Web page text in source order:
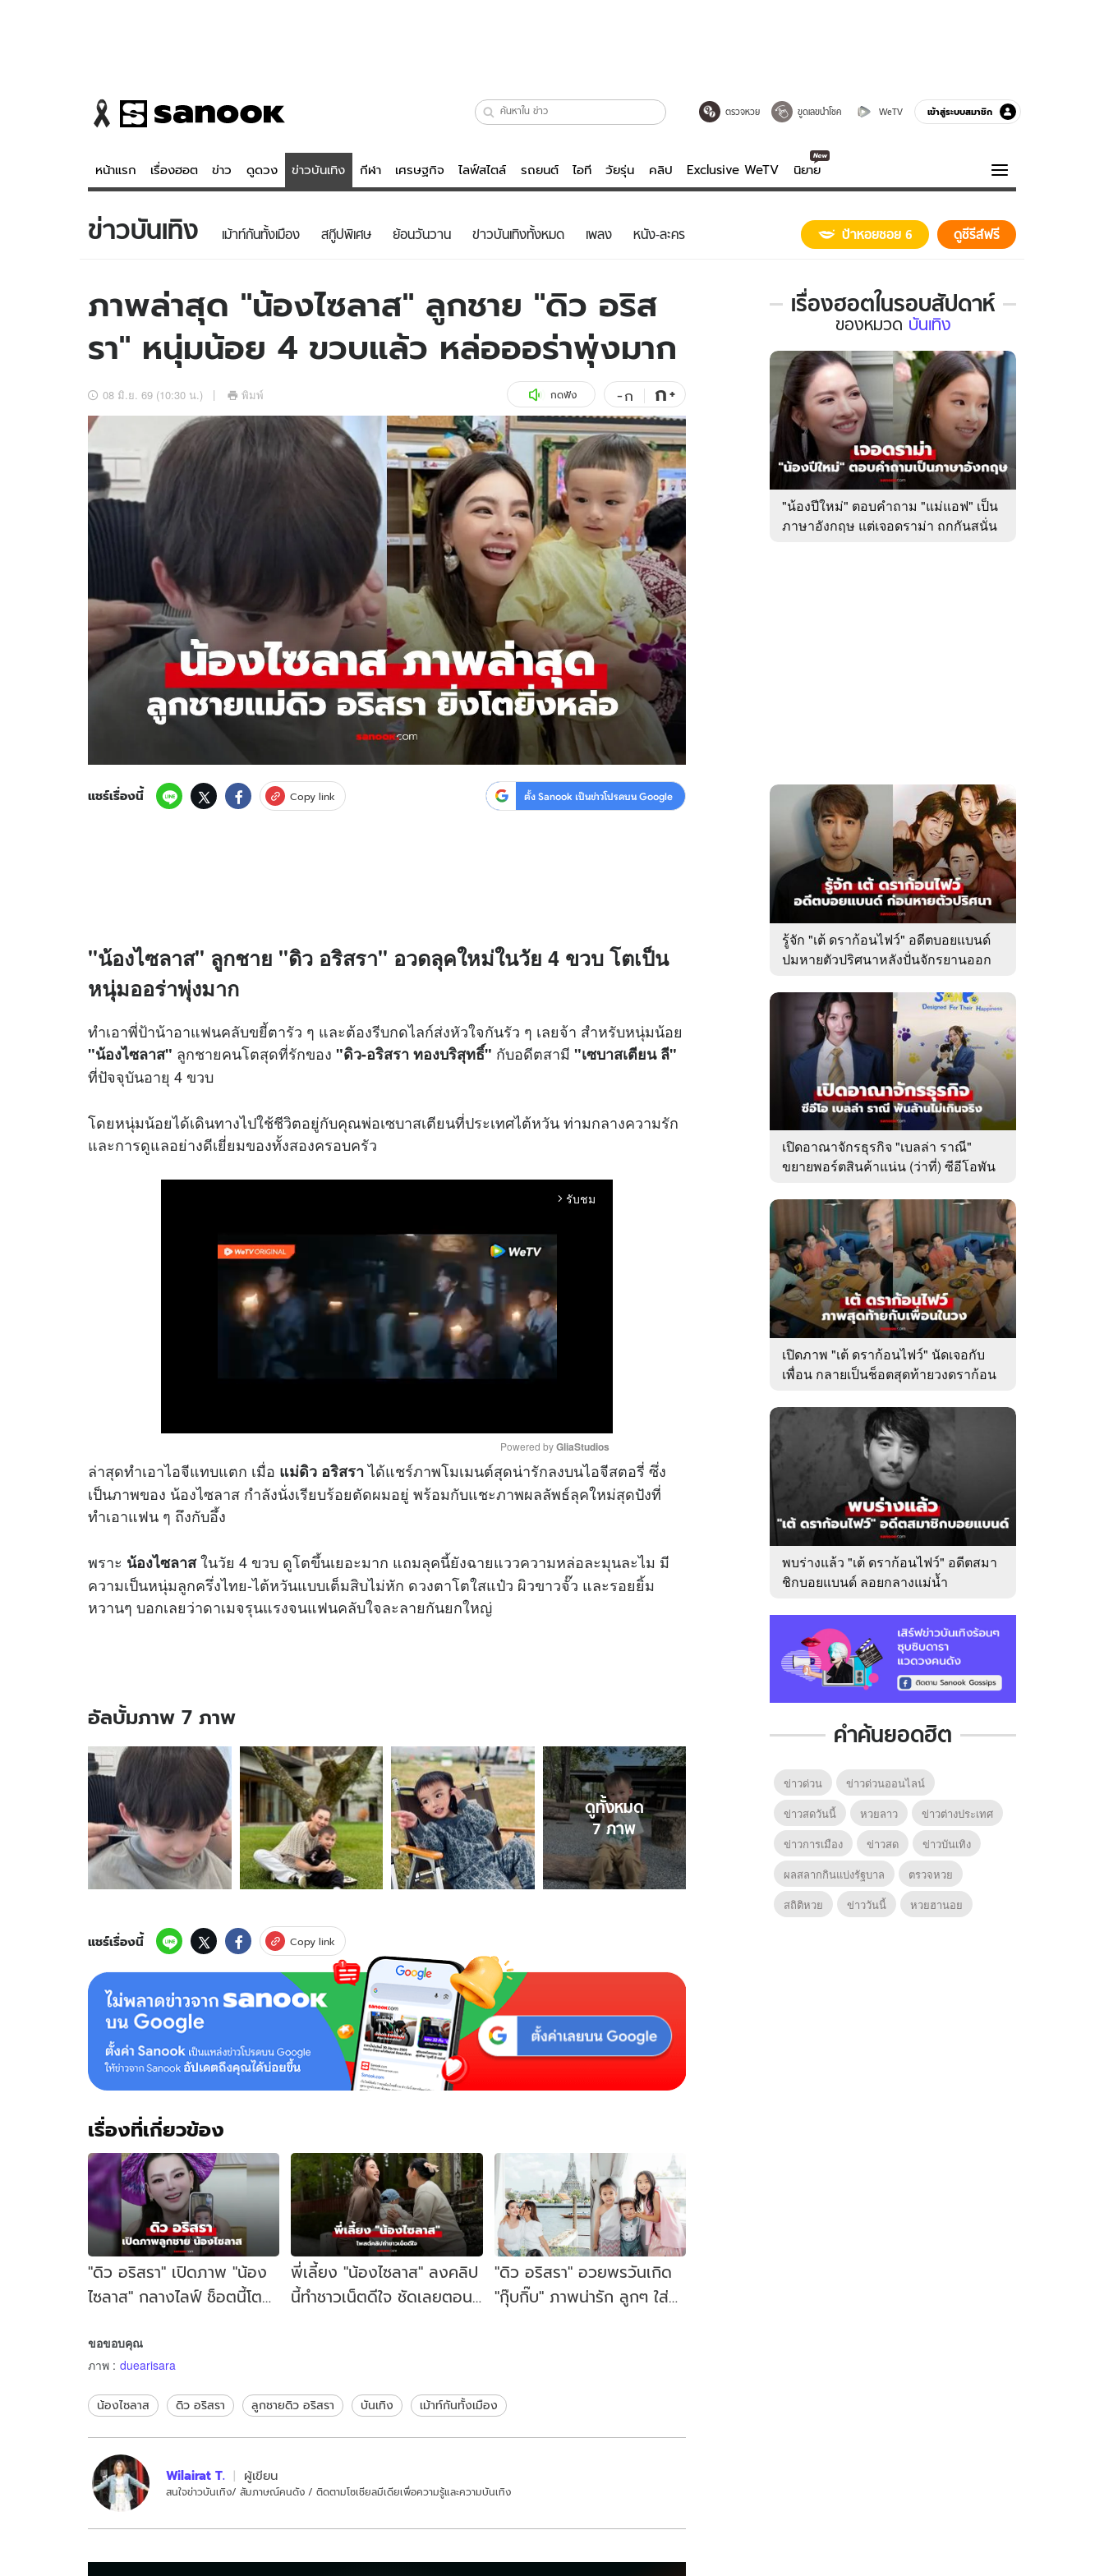
ตรวจหวย ขูดเลขนำโชค WeTV เข้าสู่ระบบสมาชิก
หน้าแรก เรื่องฮอต ข่าว ดูดวง ข่าวบันเทิง กีฬา เศรษฐกิจ ไลฟ์สไตล์ รถยนต์ ไอที วัยรุ่น คลิป Exclusive WeTV นิยาย
ข่าว
ข่าวบันเทิง
ข่าวกีฬา
ข่าวเศรษฐกิจ
อัปเดตจีน
เช็กข่าวชัวร์
ดูดวง - ตรวจหวย
สถิติหวยไทย
หวยลาว
ไลฟ์สไตล์
วัยรุ่น
ไอที
รถยนต์
สุขภาพ
เที่ยว-กิน
Tasteful Thailand
Sanook Choice
บันเทิงครบรส
คลิป
ดูทีวี
WeTV
Exclusive WeTV
นิยาย
ความรู้รอบตัว
ฮาวทู
ติดตามสนุกโซเชียลได้ที่
สงวนลิขสิทธิ์ ©2569บริษัท อิมเมจ ฟิวเจอร์ (ประเทศไทย) จำกัด
ข่าวบันเทิง เม้าท์กันทั้งเมือง สกู๊ปพิเศษ ย้อนวันวาน ข่าวบันเทิงทั้งหมด เพลง หนัง-ละคร ป้าหอยซอย 6 ดูซีรีส์ฟรี
ภาพล่าสุด "น้องไซลาส" ลูกชาย "ดิว อริส
รา" หนุ่มน้อย 4 ขวบแล้ว หล่อออร่าพุ่งมาก
08 มิ.ย. 69 (10:30 น.) พิมพ์ กดฟัง -ก ก+
แชร์เรื่องนี้ Copy link ตั้ง Sanook เป็นข่าวโปรดบน Google
"น้องไซลาส" ลูกชาย "ดิว อริสรา" อวดลุคใหม่ในวัย 4 ขวบ โตเป็น
หนุ่มออร่าพุ่งมาก
ทำเอาพี่ป้าน้าอาแฟนคลับขยี้ตารัว ๆ และต้องรีบกดไลก์ส่งหัวใจกันรัว ๆ เลยจ้า สำหรับหนุ่มน้อย
"น้องไซลาส" ลูกชายคนโตสุดที่รักของ "ดิว-อริสรา ทองบริสุทธิ์" กับอดีตสามี "เซบาสเตียน ลี"
ที่ปัจจุบันอายุ 4 ขวบ
โดยหนุ่มน้อยได้เดินทางไปใช้ชีวิตอยู่กับคุณพ่อเซบาสเตียนที่ประเทศไต้หวัน ท่ามกลางความรัก
และการดูแลอย่างดีเยี่ยมของทั้งสองครอบครัว
arrow_forward_ios รับชม
M
e
Powered by GliaStudios
ล่าสุดทำเอาไอจีแทบแตก เมื่อ แม่ดิว อริสราได้แชร์ภาพโมเมนต์สุดน่ารักลงบนไอจีสตอรี่ ซึ่ง
เป็นภาพของ น้องไซลาส กำลังนั่งเรียบร้อยตัดผมอยู่ พร้อมกับแชะภาพผลลัพธ์ลุคใหม่สุดปังที่
ทำเอาแฟน ๆ ถึงกับอึ้ง
พราะ น้องไซลาสในวัย 4 ขวบ ดูโตขึ้นเยอะมาก แถมลุคนี้ยังฉายแววความหล่อละมุนละไม มี
ความเป็นหนุ่มลูกครึ่งไทย-ไต้หวันแบบเต็มสิบไม่หัก ดวงตาโตใสแป๋ว ผิวขาวจั๊ว และรอยยิ้ม
หวานๆ บอกเลยว่าดาเมจรุนแรงจนแฟนคลับใจละลายกันยกใหญ่
อัลบั้มภาพ 7 ภาพ
อัลบั้ม
ภาพ
7
ภาพ
ของ
ภาพ
ล่าสุด
"น้อง
ไซ
"ดิว
สรา"
หนุ่ม
น้อย
ขวบ
แล้ว
หล่อ
ออ
พุ่ง
ดูทั้งหมด
7ภาพ
แชร์เรื่องนี้ Copy link
เรื่องที่เกี่ยวข้อง
"ดิว อริสรา" เปิดภาพ "น้อง
ไซลาส" กลางไลฟ์ ช็อตนี้โต
พี่เลี้ยง "น้องไซลาส" ลงคลิป
นี้ทำชาวเน็ตดีใจ ชัดเลยตอนนี้
"ดิว อริสรา" อวยพรวันเกิด
"กุ๊บกิ๊บ" ภาพน่ารัก ลูกๆ ใส่
ขอขอบคุณ
ภาพ : duearisara
น้องไซลาส ดิว อริสรา ลูกชายดิว อริสรา บันเทิง เม้าท์กันทั้งเมือง
Wilairat T. ผู้เขียน
สนใจข่าวบันเทิง/ สัมภาษณ์คนดัง / ติดตามโซเชียลมีเดียเพื่อความรู้และความบันเทิง
เรื่องฮอตในรอบสัปดาห์
เรื่อง
ใน
รอบ
สัปดาห์
ของ
หมวด
บันเทิง
ของหมวด บันเทิง
"น้องปีใหม่" ตอบคำถาม "แม่แอฟ" เป็น
ภาษาอังกฤษ แต่เจอดราม่า ถกกันสนั่น
รู้จัก "เต้ ดราก้อนไฟว์" อดีตบอยแบนด์
ปมหายตัวปริศนาหลังปั่นจักรยานออก
เปิดอาณาจักรธุรกิจ "เบลล่า ราณี"
ขยายพอร์ตสินค้าแน่น (ว่าที่) ซีอีโอพัน
เปิดภาพ "เต้ ดราก้อนไฟว์" นัดเจอกับ
เพื่อน กลายเป็นช็อตสุดท้ายวงดราก้อน
พบร่างแล้ว "เต้ ดราก้อนไฟว์" อดีตสมา
ชิกบอยแบนด์ ลอยกลางแม่น้ำ
คำค้นยอดฮิต
ข่าวด่วน
ข่าวด่วนออนไลน์
ข่าวสดวันนี้
หวยลาว
ข่าวต่างประเทศ
ข่าวการเมือง
ข่าวสด
ข่าวบันเทิง
ผลสลากกินแบ่งรัฐบาล
ตรวจหวย
สถิติหวย
ข่าววันนี้ หวยฮานอย